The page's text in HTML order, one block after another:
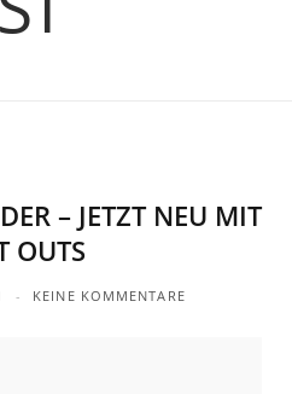
– JETZT NEU MIT
OUTS
KEINE KOMMENTARE